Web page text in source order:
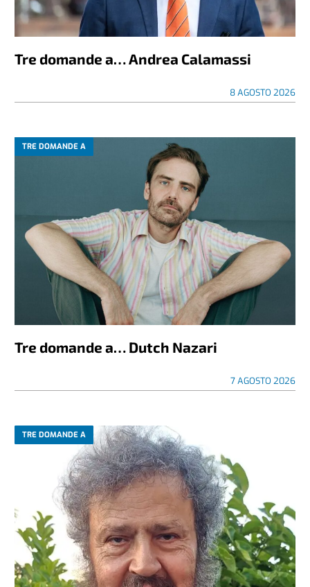
Tre domande a… Andrea Calamassi
8 AGOSTO 2026
TRE DOMANDE A
Tre domande a… Dutch Nazari
7 AGOSTO 2026
TRE DOMANDE A